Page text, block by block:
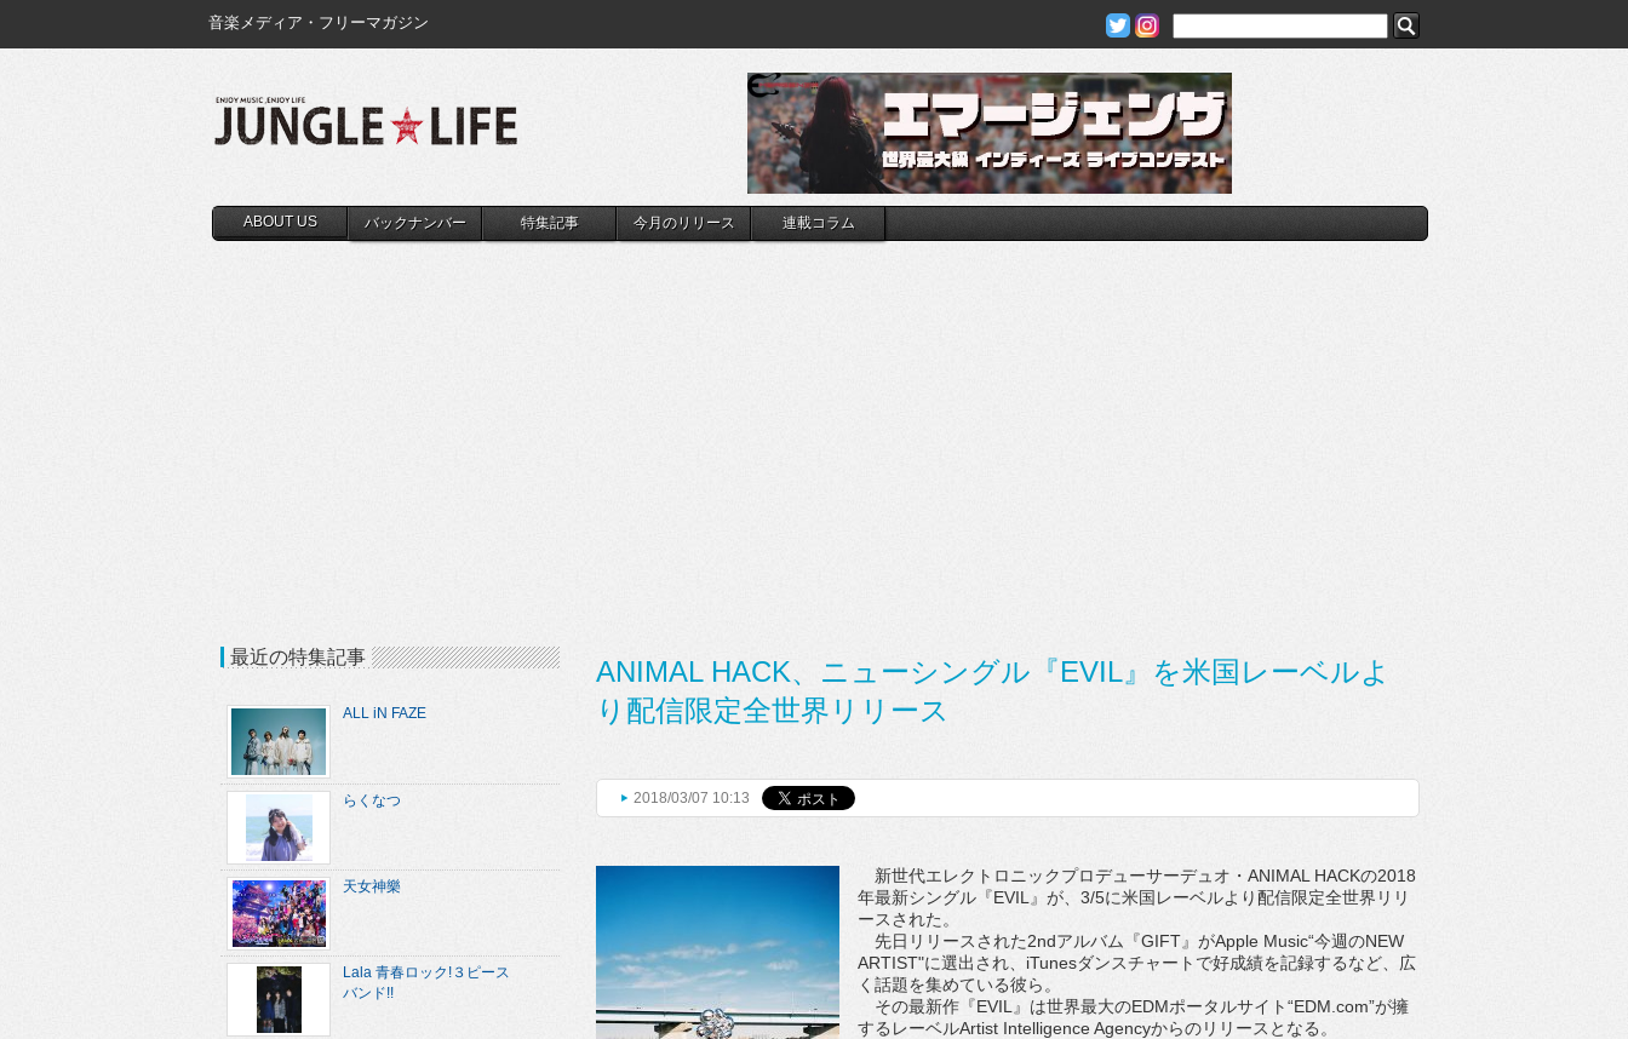
音楽メディア・フリーマガジン
ABOUT US バックナンバー 特集記事 今月のリリース 連載コラム
ANIMAL HACK、ニューシングル『EVIL』を米国レーベルよ
り配信限定全世界リリース
2018/03/07 10:13
新世代エレクトロニックプロデューサーデュオ・ANIMAL HACKの2018
年最新シングル『EVIL』が、3/5に米国レーベルより配信限定全世界リリ
ースされた。
先日リリースされた2ndアルバム『GIFT』がApple Music“今週のNEW
ARTIST"に選出され、iTunesダンスチャートで好成績を記録するなど、広
く話題を集めている彼ら。
その最新作『EVIL』は世界最大のEDMポータルサイト“EDM.com”が擁
するレーベルArtist Intelligence Agencyからのリリースとなる。
最近の特集記事
ALL iN FAZE
らくなつ
天女神樂
Lala 青春ロック!３ピース
バンド!!